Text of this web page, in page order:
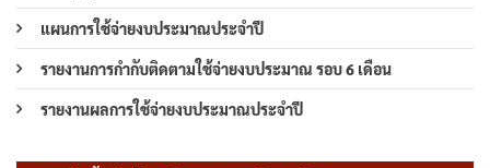
แผนการใช้จ่ายงบประมาณประจำปี
รายงานการกำกับติดตามใช้จ่ายงบประมาณ รอบ 6 เดือน
รายงานผลการใช้จ่ายงบประมาณประจำปี